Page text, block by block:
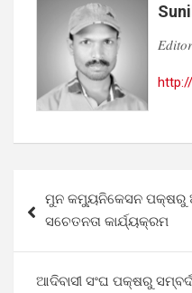
navigation
ମୁନ କମ୍ୟୁନିକେସନ ପକ୍ଷରୁ
ସଚେତନତା କାର୍ଯ୍ୟକ୍ରମ
ଆଦିବାସୀ ସଂଘ ପକ୍ଷରୁ